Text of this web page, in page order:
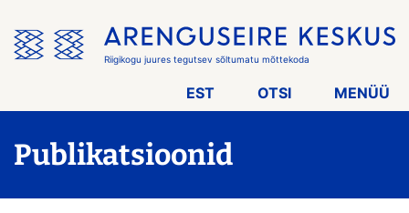
menüü
vahele
Riigikogu juures tegutsev sõltumatu mõttekoda
EST OTSI MENÜÜ
Publikatsioonid